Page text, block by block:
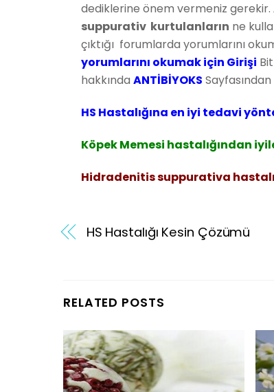
dediklerine önem vermeniz gerekir.
suppurativ kurtulanların ne
çıktığı forumlarda yorumlarını
yorumlarını okumak için Girişi
hakkında ANTİBİYOKS
HS Hastalığına en iyi tedavi
Köpek Memesi hastalığından
Hidradenitis suppurativa
HS Hastalığı Kesin Çözümü
RELATED POSTS